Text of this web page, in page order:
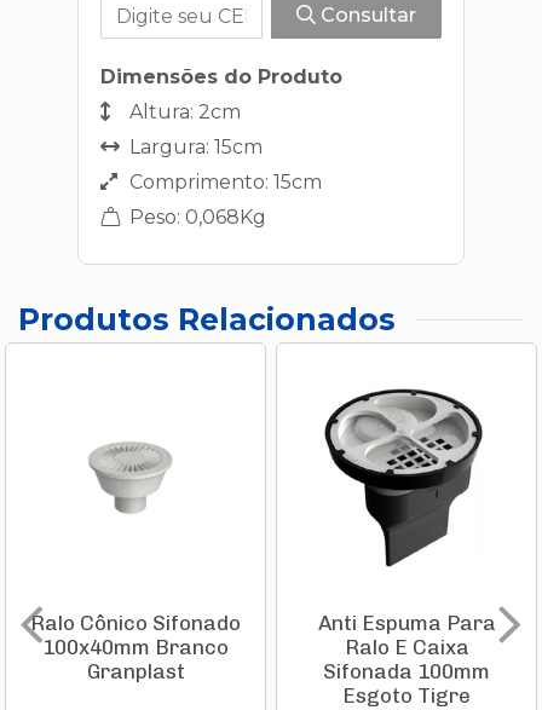
Consultar
Dimensões do Produto
Altura: 2cm
Largura: 15cm
Comprimento: 15cm
Peso: 0,068Kg
Produtos Relacionados
Ralo Cônico Sifonado
100x40mm Branco
Granplast
Anti Espuma Para
Ralo E Caixa
Sifonada 100mm
Esgoto Tigre